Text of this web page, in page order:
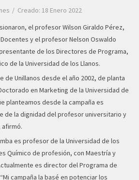
Creado: 18 Enero 2022
el profesor Wilson Giraldo Pérez,
y el profesor Nelson Oswaldo
de los Directores de Programa,
de la Universidad de los Llanos.
de Unillanos desde el año 2002, de planta
en Marketing de la Universidad de
planteamos desde la campaña es
de la dignidad del profesor universitario y
afirmó.
es profesor de la Universidad de los
Químico de profesión, con Maestría y
es director del Programa de
campaña la basé en potenciar los